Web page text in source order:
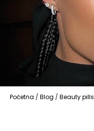
Početna / Blog / Beauty pills